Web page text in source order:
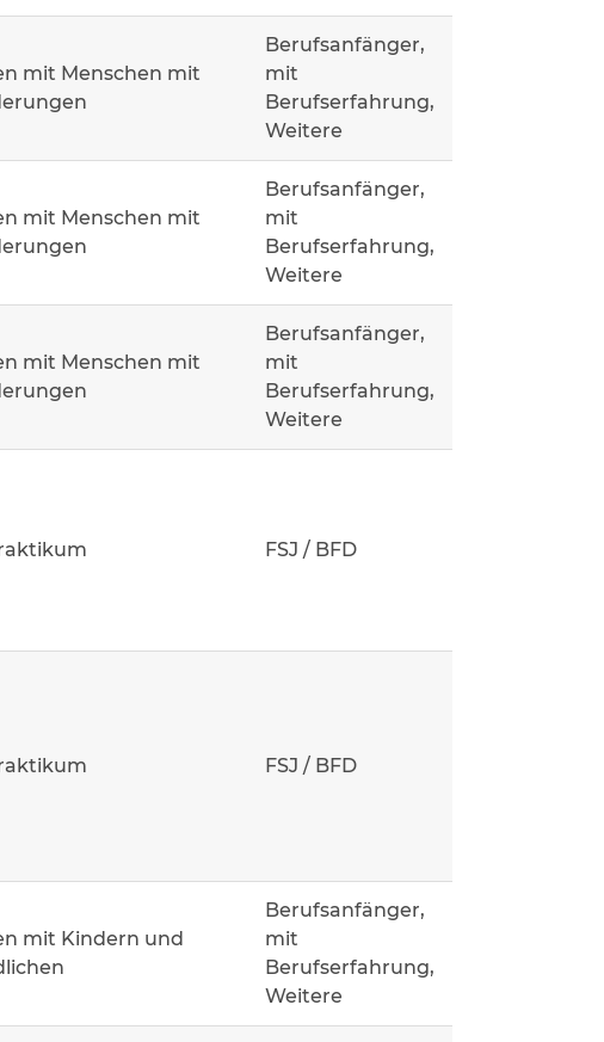
mit Menschen mit
Berufsanfänger,
mit
Berufserfahrung,
Weitere
mit Menschen mit
Berufsanfänger,
mit
Berufserfahrung,
Weitere
mit Menschen mit
Berufsanfänger,
mit
Berufserfahrung,
Weitere
FSJ / BFD
FSJ / BFD
mit Kindern und
Berufsanfänger,
mit
Berufserfahrung,
Weitere